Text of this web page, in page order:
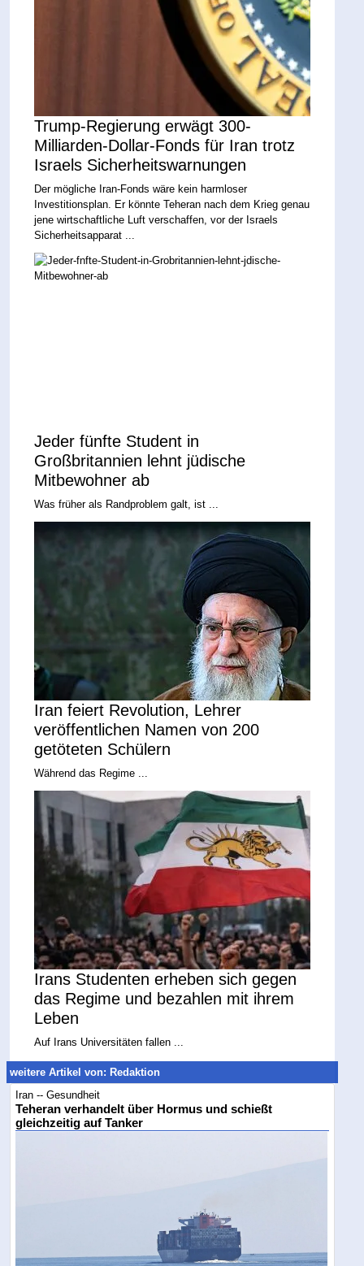
Trump-Regierung erwägt 300-
Milliarden-Dollar-Fonds für Iran trotz
Israels Sicherheitswarnungen
Der mögliche Iran-Fonds wäre kein harmloser
Investitionsplan. Er könnte Teheran nach dem Krieg genau
jene wirtschaftliche Luft verschaffen, vor der Israels
Sicherheitsapparat ...
Jeder fünfte Student in
Großbritannien lehnt jüdische
Mitbewohner ab
Was früher als Randproblem galt, ist ...
Iran feiert Revolution, Lehrer
veröffentlichen Namen von 200
getöteten Schülern
Während das Regime ...
Irans Studenten erheben sich gegen
das Regime und bezahlen mit ihrem
Leben
Auf Irans Universitäten fallen ...
weitere Artikel von: Redaktion
Iran -- Gesundheit
Teheran verhandelt über Hormus und schießt
gleichzeitig auf Tanker